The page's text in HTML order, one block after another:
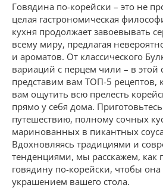
Говядина по-корейски – это не
целая гастрономическая
кухня продолжает завоевывать
всему миру, предлагая
и ароматов. От классического
вариаций с перцем чили – в этой
представим вам ТОП-5 рецептов,
вам ощутить всю прелесть
прямо у себя дома.
путешествию, полному сочных
маринованных в пикантных
Вдохновляясь традициями и
тенденциями, мы расскажем, как
говядину по-корейски, чтобы
украшением вашего стола.